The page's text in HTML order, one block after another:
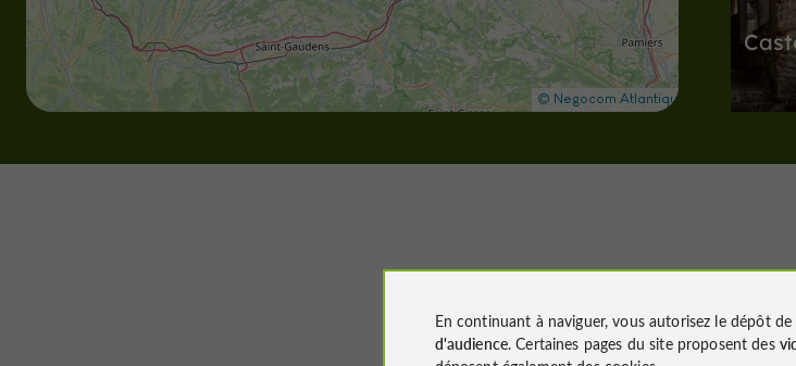
Vous
En continuant à naviguer, vous autorisez le dépôt
d'audience. Certaines pages du site proposent des